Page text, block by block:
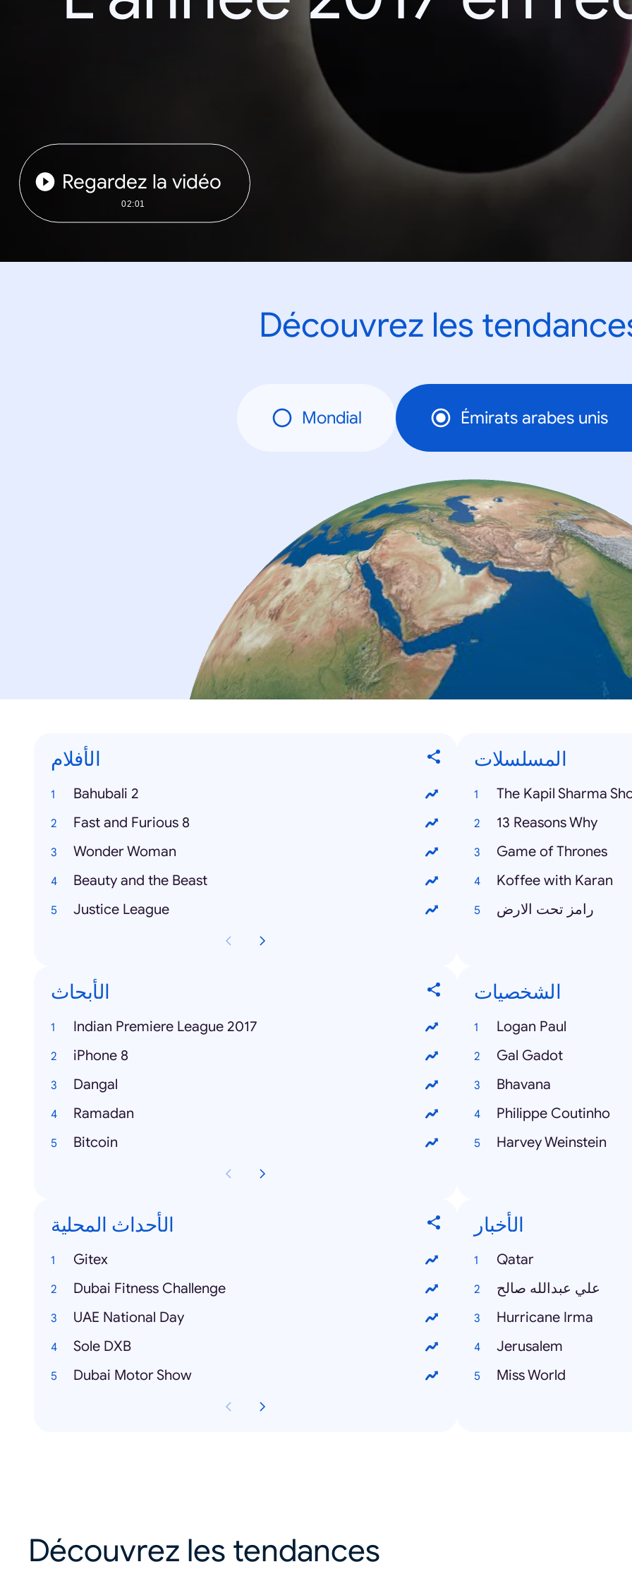
Regardez la vidéo
02:01
Découvrez les
Mondial Émirats arabes unis
الأفلام
Bahubali 2
Fast and Furious 8
Wonder Woman
Beauty and the Beast
Justice League
المسلسلات
The Kapil Sharma
13 Reasons Why
Game of Thrones
Koffee with Karan
رامز تحت الارض
الأبحاث
Indian Premiere League 2017
iPhone 8
Dangal
Ramadan
Bitcoin
الشخصيات
Logan Paul
Gal Gadot
Bhavana
Philippe Coutinho
Harvey Weinstein
الأحداث المحلية
Gitex
Dubai Fitness Challenge
UAE National Day
Sole DXB
Dubai Motor Show
الأخبار
Qatar
علي عبدالله صالح
Hurricane Irma
Jerusalem
Miss World
Découvrez les tendances